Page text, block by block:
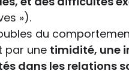
»).
du
par une timidité, une
dans les relations